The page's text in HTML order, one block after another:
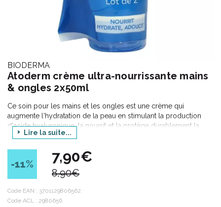
BIODERMA
Atoderm crème ultra-nourrissante mains
& ongles 2x50ml
Ce soin pour les mains et les ongles est une crème qui
augmente l'hydratation de la peau en stimulant la production
d'acide hyaluronique, la nourrit et la protège durablement la
peau grâce à son action relipidante.
Lire la suite...
-11% 7,90€
8,90€
Code EAN : 3701129806562
Code ACL : 2980656